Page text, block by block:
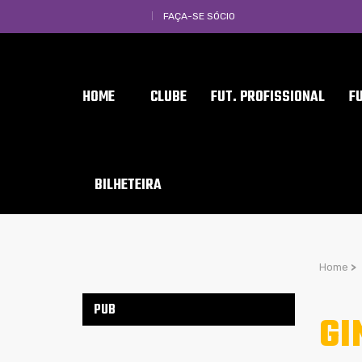
FAÇA-SE SÓCIO
HOME CLUBE FUT. PROFISSIONAL
BILHETEIRA
Home >
PUB